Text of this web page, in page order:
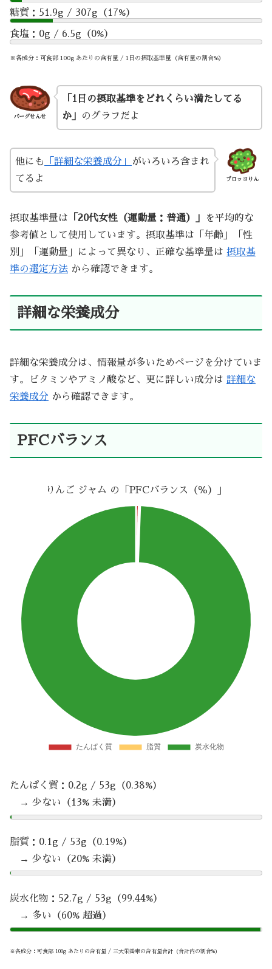
糖質：51.9g / 307g（17%）
食塩：0g / 6.5g（0%）
※各成分：可食部 100g あたりの含有量 / 1日の摂取基準量（含有量の割合%）
バーグせんせ
「1日の摂取基準をどれくらい満たしてる
か」
のグラフだよ
ブロッコりん
他にも 「詳細な栄養成分」
がいろいろ含まれ
てるよ
摂取基準量は 「20代女性（運動量：普通）」
を平均的な
参考値として使用しています。摂取基準は「年齢」「性
別」「運動量」によって異なり、正確な基準量は 摂取基
準の選定方法 から確認できます。
詳細な栄養成分
詳細な栄養成分は、情報量が多いためページを分けていま
す。ビタミンやアミノ酸など、更に詳しい成分は 詳細な
栄養成分 から確認できます。
PFCバランス
りんご ジャム の「PFCバランス（％）」
たんぱく質：0.2g / 53g（0.38%）
→ 少ない（13% 未満）
脂質：0.1g / 53g（0.19%）
→ 少ない（20% 未満）
炭水化物：52.7g / 53g（99.44%）
→ 多い（60% 超過）
※各成分：可食部 100g あたりの含有量 / 三大栄養素の含有量合計（合計内の割合%）